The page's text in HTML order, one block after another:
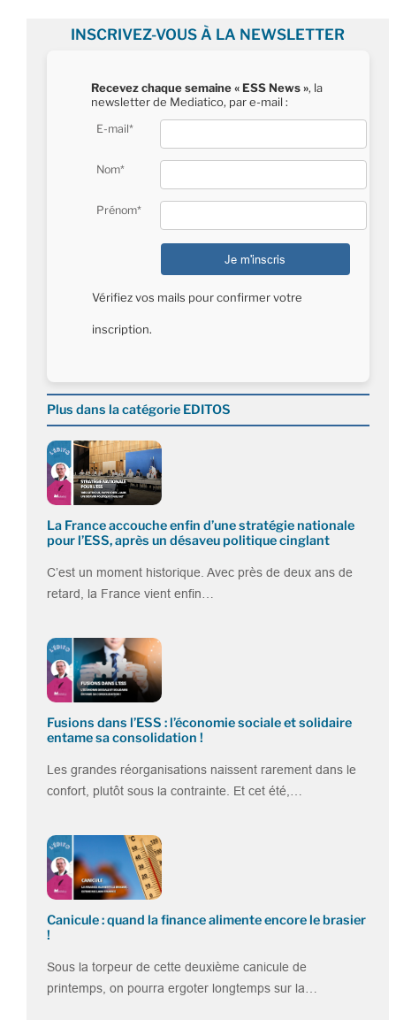
INSCRIVEZ-VOUS À LA NEWSLETTER
Recevez chaque semaine « ESS News », la
newsletter de Mediatico, par e-mail :
E-mail*
Nom*
Prénom*
Vérifiez vos mails pour confirmer votre
inscription.
Plus dans la catégorie EDITOS
La France accouche enfin d’une stratégie nationale
pour l’ESS, après un désaveu politique cinglant
C’est un moment historique. Avec près de deux ans de
retard, la France vient enfin…
Fusions dans l’ESS : l’économie sociale et solidaire
entame sa consolidation !
Les grandes réorganisations naissent rarement dans le
confort, plutôt sous la contrainte. Et cet été,…
Canicule : quand la finance alimente encore le brasier
!
Sous la torpeur de cette deuxième canicule de
printemps, on pourra ergoter longtemps sur la…